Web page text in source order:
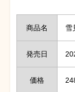
商品名 雪
発売日
価格